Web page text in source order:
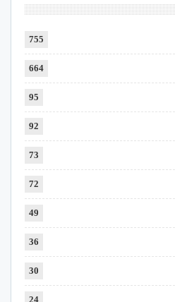
755
664
95
92
73
72
49
36
30
24